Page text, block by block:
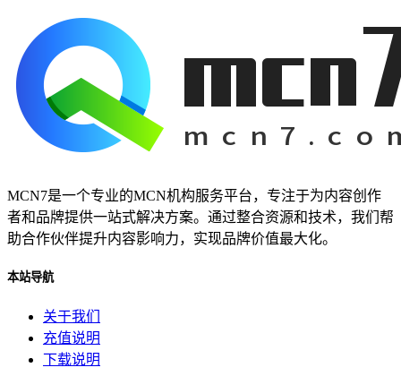
MCN7是一个专业的MCN机构服务平台，专注于为内容创作
者和品牌提供一站式解决方案。通过整合资源和技术，我们帮
助合作伙伴提升内容影响力，实现品牌价值最大化。
本站导航
关于我们
充值说明
下载说明